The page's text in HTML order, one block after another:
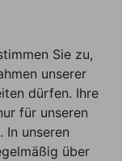
Sie zu,
unserer
dürfen. Ihre
für unseren
In unseren
über